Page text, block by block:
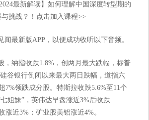
最新解读】如何理解中国深度转型期的
与挑战？！点击加入课程>>
闻最新版APP，以便成功收听以下音频。
，纳指收跌1.8%，创两月最大跌幅，标普
谷银行倒闭以来最大两日跌幅，道指六
7%领跌成分股。特斯拉收跌5.6%至11个
姐妹”，英伟达早盘涨近3%后收跌
涨近3%；矿业股美铝涨近4%。